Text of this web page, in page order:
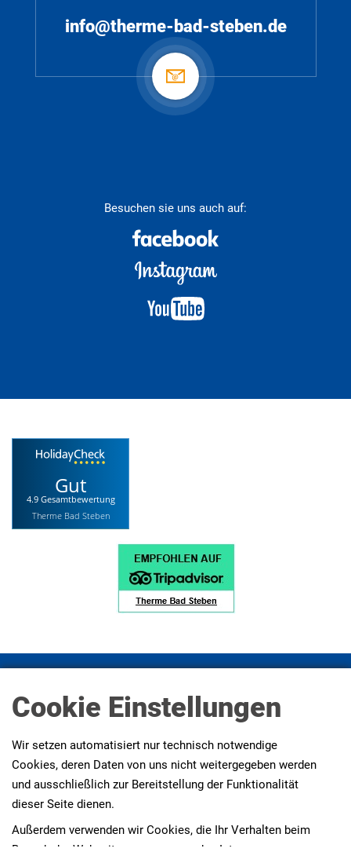
info@therme-bad-steben.de
Besuchen sie uns auch auf:
Gut
4.9 Gesamtbewertung
Therme Bad Steben
Presse
AGBs Erklärung zur Barrierefreiheit
Cookie Einstellungen
Wir setzen automatisiert nur technisch notwendige
Cookies, deren Daten von uns nicht weitergegeben werden
und ausschließlich zur Bereitstellung der Funktionalität
dieser Seite dienen.
Außerdem verwenden wir Cookies, die Ihr Verhalten beim